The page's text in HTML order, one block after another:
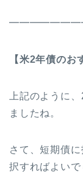
【米2年債のお
上記のように
ましたね。
さて、短期債
択すればよいで